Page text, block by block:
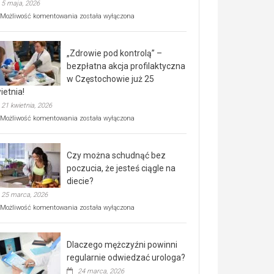
5 maja, 2026
Możliwość komentowania Rusza
rehabilitacji
dla
seniorów!
została wyłączona
„Zdrowie pod kontrolą” –
bezpłatna akcja profilaktyczna
w Częstochowie już 25
21 kwietnia, 2026
Możliwość komentowania „Zdrowie
bezpłatna
akcja
profilaktyczna
w
już
kwietnia!
została wyłączona
Czy można schudnąć bez
poczucia, że jesteś ciągle na
diecie?
25 marca, 2026
Możliwość komentowania Czy
poczucia,
że
została wyłączona
Dlaczego mężczyźni powinni
regularnie odwiedzać urologa?
24 marca, 2026